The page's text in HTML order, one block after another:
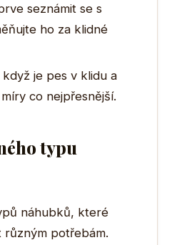
seznámit se s
ho za klidné
je pes v klidu a
co nejpřesnější.
typu
náhubků, které
různým potřebám.